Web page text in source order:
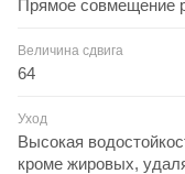
Прямое совмещение
Величина сдвига
64
Уход
Высокая
кроме жировых,